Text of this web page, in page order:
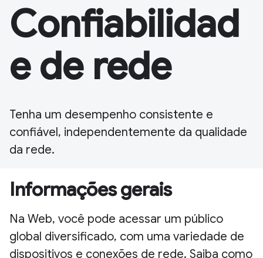
Confiabilidad
e de rede
Tenha um desempenho consistente e
confiável, independentemente da qualidade
da rede.
Informações gerais
Na Web, você pode acessar um público
global diversificado, com uma variedade de
dispositivos e conexões de rede. Saiba como